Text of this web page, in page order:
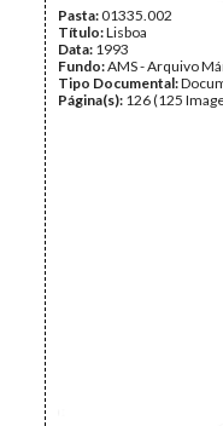
Pasta:01335.002
Título:Lisboa
Data: 1993
Fundo:AMS - Arquivo
Tipo Documental:
Página(s): 126 (125